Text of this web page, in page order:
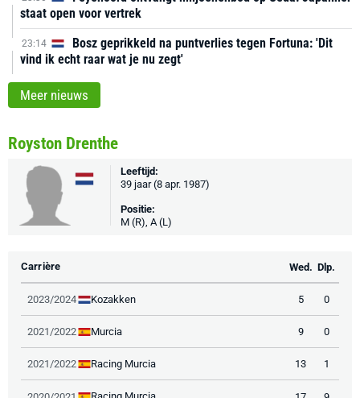
staat open voor vertrek
23:14
Bosz geprikkeld na puntverlies tegen Fortuna: 'Dit
vind ik echt raar wat je nu zegt'
Meer nieuws
Royston Drenthe
Leeftijd:
39 jaar (8 apr. 1987)
Positie:
M (R), A (L)
Carrière Wed. Dlp.
2023/2024 Kozakken 5 0
2021/2022 Murcia 9 0
2021/2022 Racing Murcia 13 1